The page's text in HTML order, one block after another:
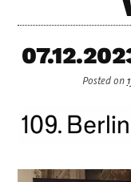
Posted on